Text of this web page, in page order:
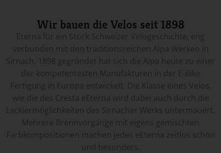
Wir bauen die Velos seit 1898